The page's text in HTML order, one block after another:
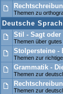
Themen zu
Deutsche
Stil - Sagt
Themen über
Stolpersteine -
Themen zur
Grammatik -
Themen zur
Themen zur